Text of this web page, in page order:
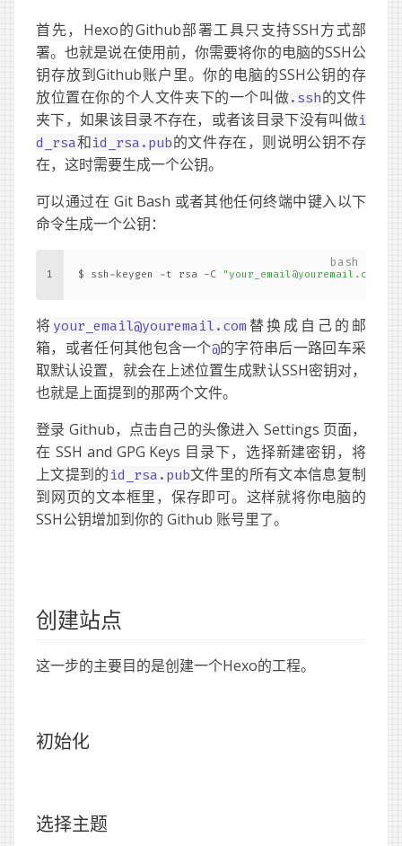
首先，Hexo的Github部署工具只支持SSH方式部
署。也就是说在使用前，你需要将你的电脑的SSH公
钥存放到Github账户里。你的电脑的SSH公钥的存
放位置在你的个人文件夹下的一个叫做.ssh的文件
夹下，如果该目录不存在，或者该目录下没有叫做i
d_rsa和id_rsa.pub的文件存在，则说明公钥不存
在，这时需要生成一个公钥。
可以通过在 Git Bash 或者其他任何终端中键入以下
命令生成一个公钥：
1 $ ssh-keygen -t rsa -C "your_email@youremail.com
将 your_email@youremail.com 替换成自己的邮
箱，或者任何其他包含一个@的字符串后一路回车采
取默认设置，就会在上述位置生成默认SSH密钥对，
也就是上面提到的那两个文件。
登录 Github，点击自己的头像进入 Settings 页面，
在 SSH and GPG Keys 目录下，选择新建密钥，将
上文提到的 id_rsa.pub文件里的所有文本信息复制
到网页的文本框里，保存即可。这样就将你电脑的
SSH公钥增加到你的 Github 账号里了。
创建站点
这一步的主要目的是创建一个Hexo的工程。
初始化
选择主题